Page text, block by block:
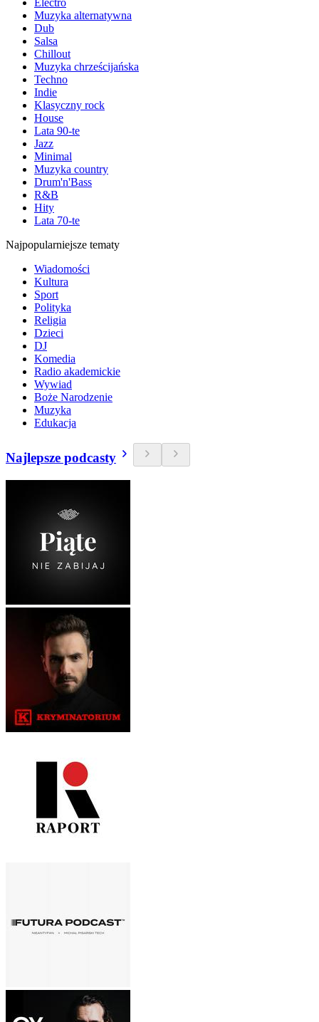
Electro
Muzyka alternatywna
Dub
Salsa
Chillout
Muzyka chrześcijańska
Techno
Indie
Klasyczny rock
House
Lata 90-te
Jazz
Minimal
Muzyka country
Drum'n'Bass
R&B
Hity
Lata 70-te
Najpopularniejsze tematy
Wiadomości
Kultura
Sport
Polityka
Religia
Dzieci
DJ
Komedia
Radio akademickie
Wywiad
Boże Narodzenie
Muzyka
Edukacja
Najlepsze podcasty